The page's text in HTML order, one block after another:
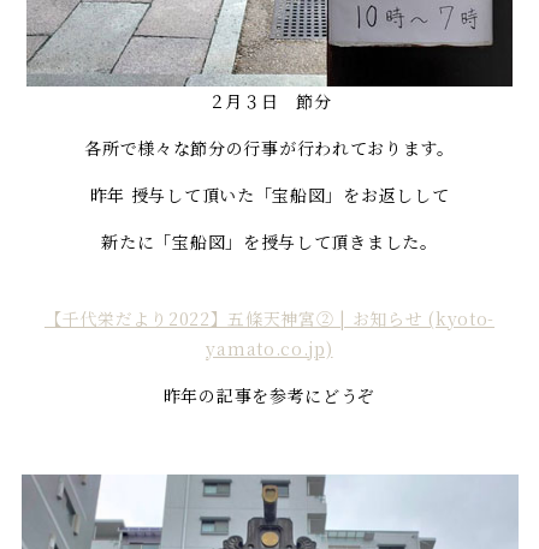
２月３日 節分
各所で様々な節分の行事が行われております。
昨年 授与して頂いた「宝船図」をお返しして
新たに「宝船図」を授与して頂きました。
【千代栄だより2022】五條天神宮② | お知らせ (kyoto-
yamato.co.jp)
昨年の記事を参考にどうぞ